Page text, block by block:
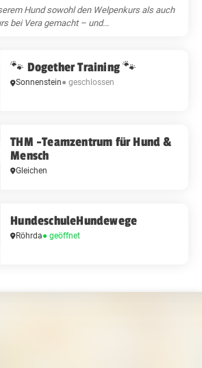
Hund sowohl den Welpenkurs als auch
bei Vera gemacht – und...
🐾 Dogether Training 🐾
Sonnenstein● geschlossen
THM -Teamzentrum für Hund &
Mensch
Gleichen
HundeschuleHundewege
Röhrda● geöffnet